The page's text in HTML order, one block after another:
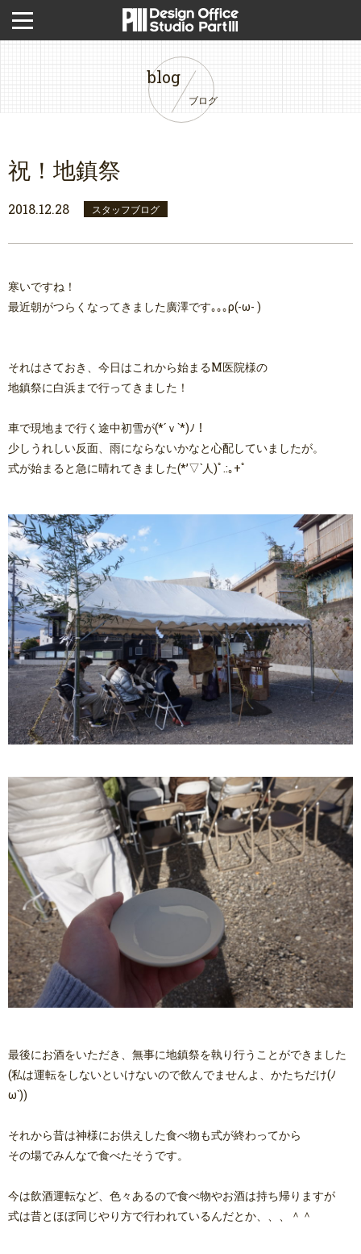
ブログ
blog
祝！地鎮祭
2018.12.28 スタッフブログ
寒いですね！
最近朝がつらくなってきました廣澤です｡｡｡ρ(-ω- )
それはさておき、今日はこれから始まるM医院様の
地鎮祭に白浜まで行ってきました！
車で現地まで行く途中初雪が(*´ｖ`*)ﾉ！
少しうれしい反面、雨にならないかなと心配していましたが。
式が始まると急に晴れてきました(*’▽`人)ﾟ.:｡+ﾟ
最後にお酒をいただき、無事に地鎮祭を執り行うことができました
(私は運転をしないといけないので飲んでませんよ、かたちだけ(ﾉ
ω`))
それから昔は神様にお供えした食べ物も式が終わってから
その場でみんなで食べたそうです。
今は飲酒運転など、色々あるので食べ物やお酒は持ち帰りますが
式は昔とほぼ同じやり方で行われているんだとか、、、＾＾